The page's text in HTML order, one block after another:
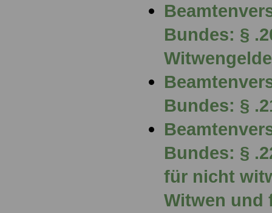
Bundes: §
Bundes: §
Bundes: §
für nicht
Witwen und